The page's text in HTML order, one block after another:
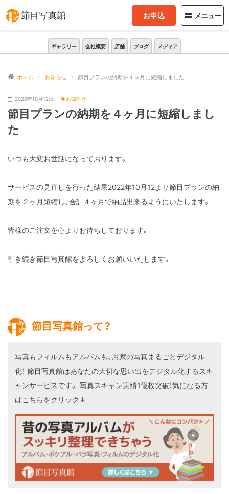
メニュー
お申込
ギャラリー 会社概要 店舗 ブログ メディア
ホーム お知らせ 節目プランの納期を４ヶ月に短縮しました
2022年10月12日 お知らせ
節目プランの納期を４ヶ月に短縮しまし
た
いつも大変お世話になっております。
サービスの見直しを行った結果2022年10月12より節目プランの納
期を２ヶ月短縮し、合計４ヶ月で納品出来るようにいたします。
皆様のご注文を心よりお待ちしております。
引き続き節目写真館をよろしくお願いいたします。
節目写真館って？
写真もフィルムもアルバムも、お家の写真まるごとデジタル
化！ 節目写真館はあなたの大切な思い出をデジタル化するスキ
ャンサービスです。 写真スキャン実績1億枚突破！気になる方
はこちらをクリック↓